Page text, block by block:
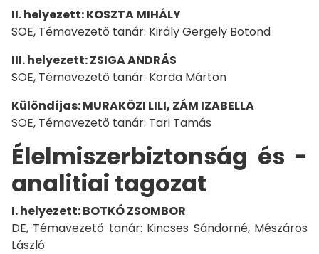
II. helyezett: KOSZTA MIHÁLY
SOE, Témavezető tanár: Király Gergely Botond
III. helyezett: ZSIGA ANDRÁS
SOE, Témavezető tanár: Korda Márton
Különdíjas: MURAKÖZI LILI, ZÁM IZABELLA
SOE, Témavezető tanár: Tari Tamás
Élelmiszerbiztonság és -
analitiai tagozat
I. helyezett: BOTKÓ ZSOMBOR
DE, Témavezető tanár: Kincses Sándorné, Mészáros
László